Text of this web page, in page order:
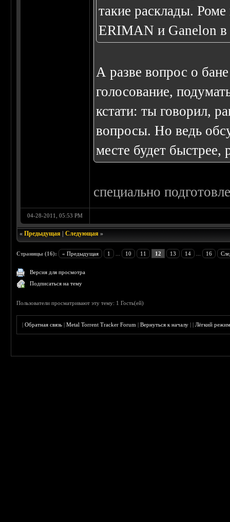
такие расклады.
ERIMAN и Ganelon в
А разве вопрос о
голосование,
кстати: ты говорил,
вопросы. Но ведь
месте будет быстрее,
специально
04-28-2011, 05:53 PM
«Предыдущая |Следующая »
Страницы (16): « Предыдущая 1 10 11 12 13 14 16
Версия для просмотра
Подписаться на тему
Пользователи просматривают эту тему: 1 Гость(ей)
|Обратная связь |Metal Torrent Tracker Forum |Вернуться к началу ||Лёгкий